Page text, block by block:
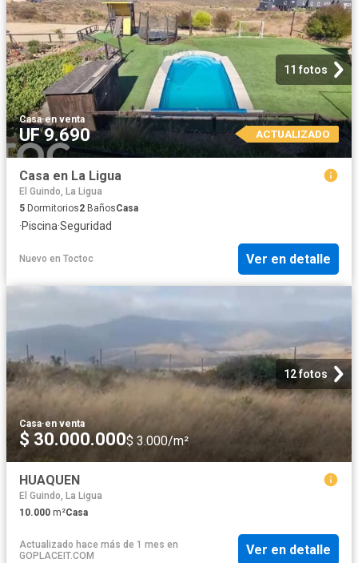
11 fotos
Casa·en venta
UF 9.690 ACTUALIZADO
Casa en La Ligua
El Guindo, La Ligua
5 Dormitorios2 BañosCasa
·Piscina·Seguridad
Nuevo en Toctoc Ver en detalle
12 fotos
Casa·en venta
$ 30.000.000$ 3.000/m²
HUAQUEN
El Guindo, La Ligua
10.000 m²Casa
Actualizado hace más de 1 mes en
GOPLACEIT.COM
Ver en detalle